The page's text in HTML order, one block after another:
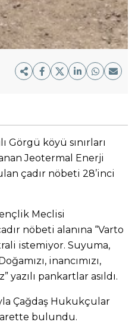
Görgü köyü sınırları
Jeotermal Enerji
çadır nöbeti 28’inci
Meclisi
nöbeti alanına “Varto
istemiyor. Suyuma,
inancımızı,
pankartlar asıldı.
Çağdaş Hukukçular
bulundu.